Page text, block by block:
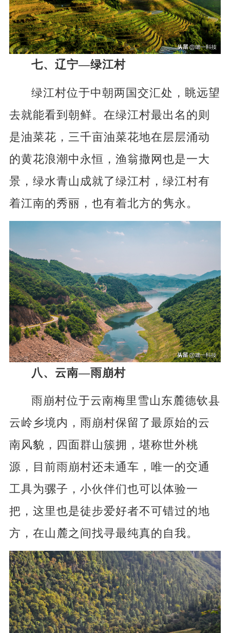
七、辽宁—绿江村
绿江村位于中朝两国交汇处，眺远望
去就能看到朝鲜。在绿江村最出名的则
是油菜花，三千亩油菜花地在层层涌动
的黄花浪潮中永恒，渔翁撒网也是一大
景，绿水青山成就了绿江村，绿江村有
着江南的秀丽，也有着北方的隽永。
八、云南—雨崩村
雨崩村位于云南梅里雪山东麓德钦县
云岭乡境内，雨崩村保留了最原始的云
南风貌，四面群山簇拥，堪称世外桃
源，目前雨崩村还未通车，唯一的交通
工具为骡子，小伙伴们也可以体验一
把，这里也是徒步爱好者不可错过的地
方，在山麓之间找寻最纯真的自我。